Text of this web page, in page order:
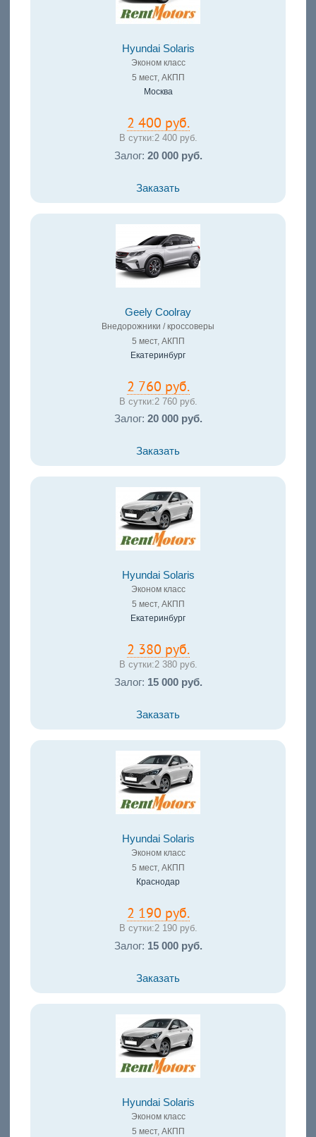
Hyundai Solaris
Эконом класс
5 мест, АКПП
Москва
2 400 руб.
В сутки:2 400 руб.
Залог: 20 000 руб.
Заказать
Geely Coolray
Внедорожники / кроссоверы
5 мест, АКПП
Екатеринбург
2 760 руб.
В сутки:2 760 руб.
Залог: 20 000 руб.
Заказать
Hyundai Solaris
Эконом класс
5 мест, АКПП
Екатеринбург
2 380 руб.
В сутки:2 380 руб.
Залог: 15 000 руб.
Заказать
Hyundai Solaris
Эконом класс
5 мест, АКПП
Краснодар
2 190 руб.
В сутки:2 190 руб.
Залог: 15 000 руб.
Заказать
Hyundai Solaris
Эконом класс
5 мест, АКПП